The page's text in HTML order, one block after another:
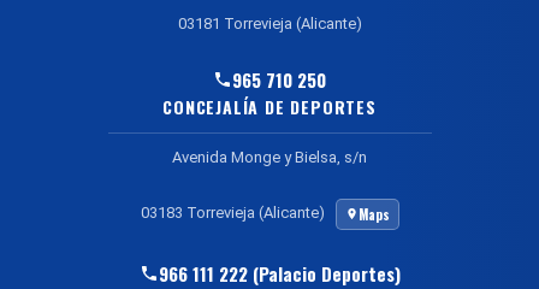
03181 Torrevieja (Alicante)
965 710 250
CONCEJALÍA DE DEPORTES
Avenida Monge y Bielsa, s/n
03183 Torrevieja (Alicante) Maps
966 111 222 (Palacio Deportes)